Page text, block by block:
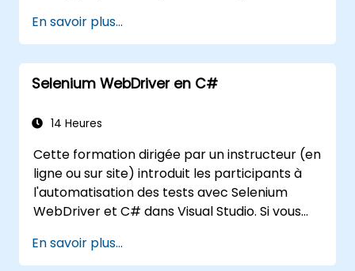
des motifs.
Gérer les exceptions qui interrompent
l'exécution des tests.
Rechercher programmatiquement des
Capter dynamiquement des données
Concevoir un framework de tests pilotés
par les données.
Répandre les tests avec Selenium Grid.
En savoir plus...
Selenium WebDriver en C#
14 Heures
Cette formation dirigée par un instructeur (en
ligne ou sur site) introduit les participants à
l'automatisation des tests avec Selenium
WebDriver et C# dans Visual Studio. Si vous
C# ou si vous souhaitez vous rafraîchir la
En savoir plus...